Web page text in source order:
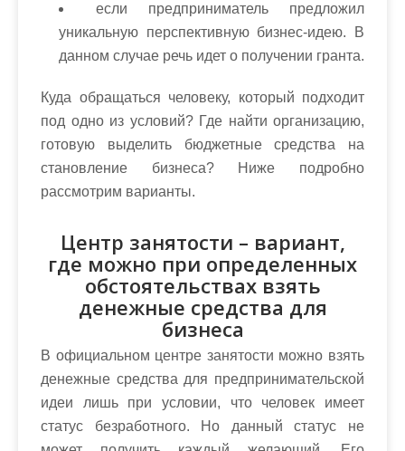
если предприниматель предложил
уникальную перспективную бизнес-идею. В
данном случае речь идет о получении гранта.
Куда обращаться человеку, который подходит
под одно из условий? Где найти организацию,
готовую выделить бюджетные средства на
становление бизнеса? Ниже подробно
рассмотрим варианты.
Центр занятости – вариант,
где можно при определенных
обстоятельствах взять
денежные средства для
бизнеса
В официальном центре занятости можно взять
денежные средства для предпринимательской
идеи лишь при условии, что человек имеет
статус безработного. Но данный статус не